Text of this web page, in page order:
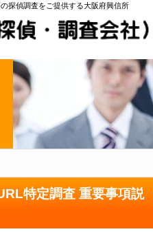
探偵調査をご提供する大阪府興信所
特定調査 重要事項説